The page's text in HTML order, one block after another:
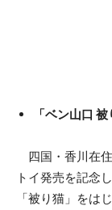
「ベン山口
四国・香川在
トイ発売を記念
「被り猫」をは